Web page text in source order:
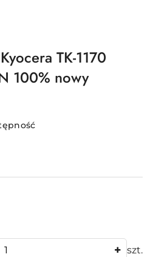
TK-1170
100% nowy
szt.